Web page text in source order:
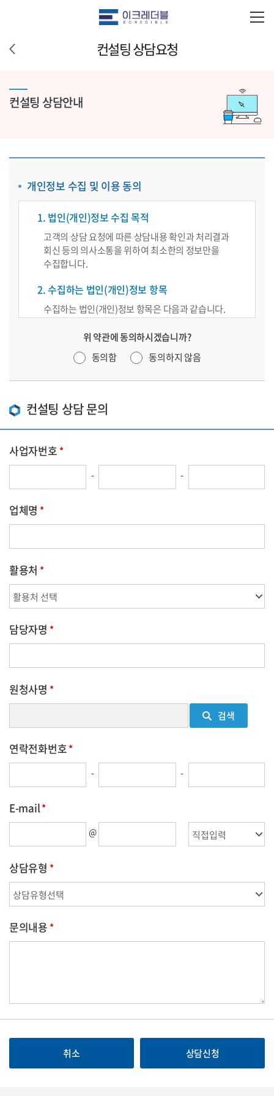
컨설팅 상담요청
컨설팅 상담안내
개인정보 수집 및 이용 동의
1. 법인(개인)정보 수집 목적
고객의 상담 요청에 따른 상담내용 확인과 처리결과
회신 등의 의사소통을 위하여 최소한의 정보만을
수집합니다.
2. 수집하는 법인(개인)정보 항목
수집하는 법인(개인)정보 항목은 다음과 같습니다.
전화번호, 이메일 및 고객의 상담 내용
3. 법인(개인)정보의 보유 및 이용 기간
수집된 법인(개인)정보는 민원처리 목적으로만 보유 및
3년간 보관 후 자동으로 삭제 되며, 고객의 요청시 즉시
별도의 저장장치에 안전하게 분리보관 됩니다.
4. 법인(개인)정보 수집 동의에 거부할 권리
권리가 있으며, 익명으로 작성하실 수 있습니다. 다만
동의하지 않은경우 고객의 상담요청 내용 등에 대한
위 약관에 동의하시겠습니까?
동의함
동의하지 않음
컨설팅 상담 문의
사업자번호
- -
업체명
활용처
담당자명
원청사명
검색
연락전화번호
- -
E-mail
@
상담유형
문의내용
취소 상담신청